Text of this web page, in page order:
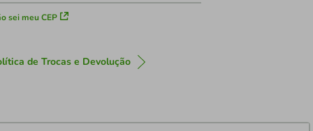
sei meu CEP
de Trocas e Devolução